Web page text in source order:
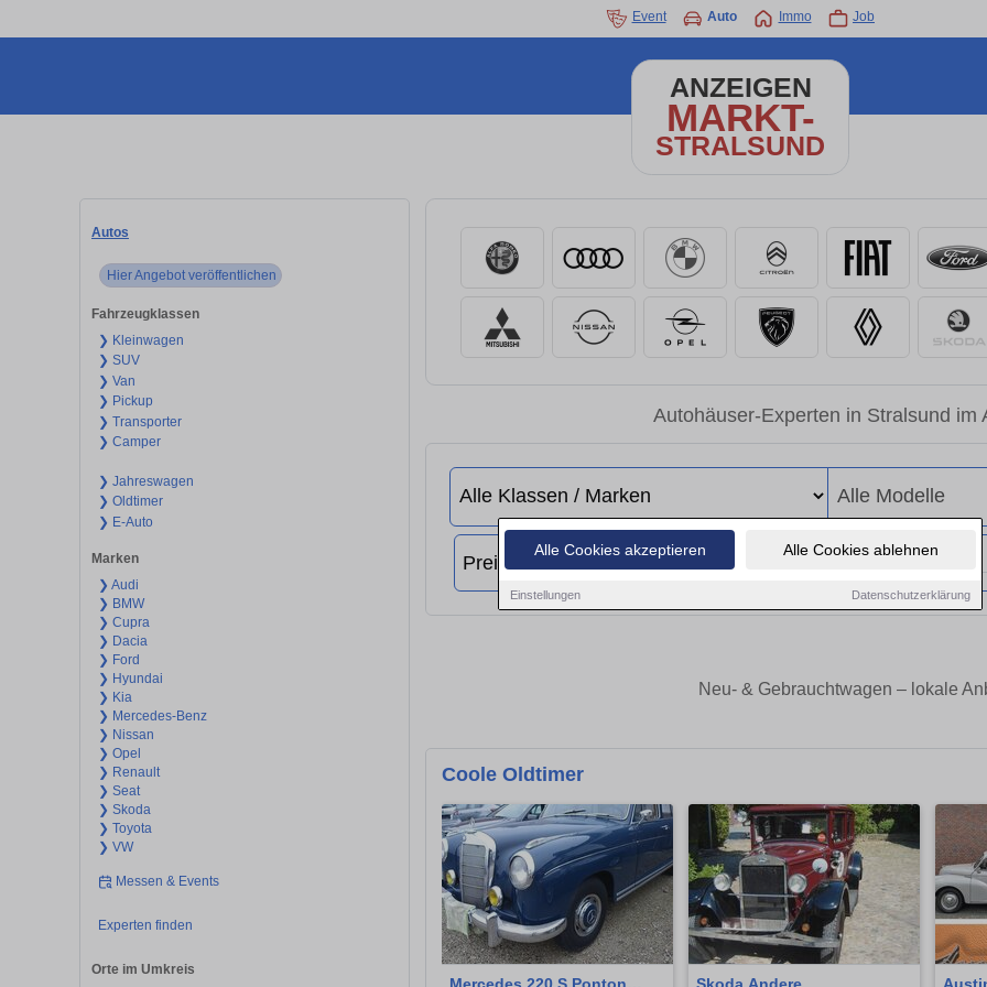
Alle Cookies akzeptieren Alle Cookies ablehnen
Einstellungen Datenschutzerklärung
Event Auto Immo Job
ANZEIGEN
MARKT-
STRALSUND
Autos
Hier Angebot veröffentlichen
Fahrzeugklassen
❯ Kleinwagen
❯ SUV
❯ Van
❯ Pickup
❯ Transporter
❯ Camper
❯ Jahreswagen
❯ Oldtimer
❯ E-Auto
Marken
❯ Audi
❯ BMW
❯ Cupra
❯ Dacia
❯ Ford
❯ Hyundai
❯ Kia
❯ Mercedes-Benz
❯ Nissan
❯ Opel
❯ Renault
❯ Seat
❯ Skoda
❯ Toyota
❯ VW
Messen & Events
Experten finden
Orte im Umkreis
Autohäuser-Experten in Stralsund im
Neu- & Gebrauchtwagen – lokale
Coole Oldtimer
Mercedes 220 S Ponton
Skoda Andere